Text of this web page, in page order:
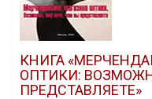
КНИГА
ОПТИКИ:
ПРЕДСТАВЛЯЕТЕ»